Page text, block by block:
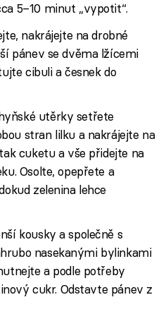
5–10 minut „vypotit“.
nakrájejte na drobné
pánev se dvěma lžícemi
cibuli a česnek do
utěrky setřete
stran lilku a nakrájejte na
cuketu a vše přidejte na
Osolte, opepřete a
zelenina lehce
kousky a společně s
nasekanými bylinkami
a podle potřeby
cukr. Odstavte pánev z